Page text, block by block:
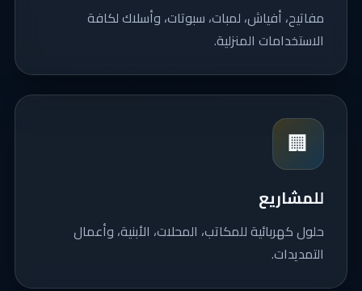
مفاتيح، أفياش، لمبات، سبوتات، وأسلاك لكافة
الاستخدامات المنزلية.
🏢
للمشاريع
حلول كهربائية للمكاتب، المحلات، الأبنية، وأعمال
التمديدات.